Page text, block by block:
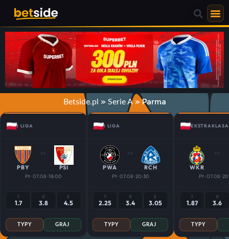
Betside.pl » Serie A»Parma
I LIGA
PBY
vs
PSI
Pt · 07.08 · 18:00
1
1.7
X
3.8
2
4.5
TYPY GRAJ
I LIGA
PWA
vs
RCH
Pt · 07.08 · 20:30
1
2.25
X
3.4
2
3.05
TYPY GRAJ
EKSTRAKLASA
WKR
vs
Pt · 07.08 ·
1
1.87
X
3.6
TYPY